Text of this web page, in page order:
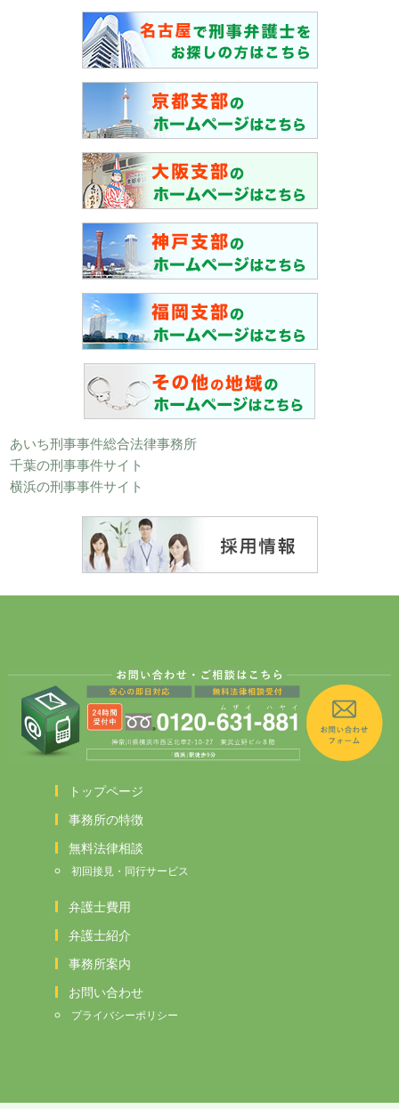
あいち刑事事件総合法律事務所
千葉の刑事事件サイト
横浜の刑事事件サイト
トップページ
事務所の特徴
無料法律相談
初回接見・同行サービス
弁護士費用
弁護士紹介
事務所案内
お問い合わせ
プライバシーポリシー